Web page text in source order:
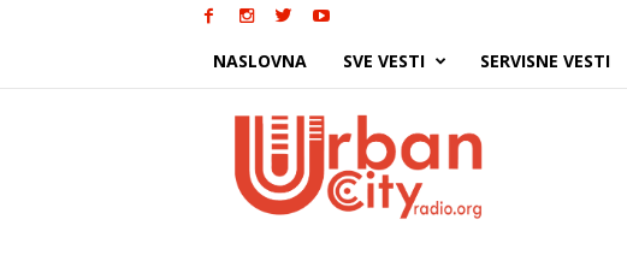
NASLOVNA SVE VESTI SERVISNE VESTI